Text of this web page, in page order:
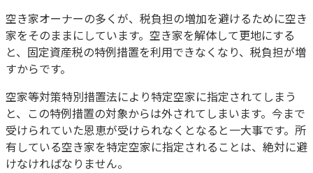
空き家オーナーの多くが、税負担の増加を避けるために空き
家をそのままにしています。空き家を解体して更地にする
と、固定資産税の特例措置を利用できなくなり、税負担が増
すからです。
空家等対策特別措置法により特定空家に指定されてしまう
と、この特例措置の対象からは外されてしまいます。今まで
受けられていた恩恵が受けられなくとなると一大事です。所
有している空き家を特定空家に指定されることは、絶対に避
けなければなりません。